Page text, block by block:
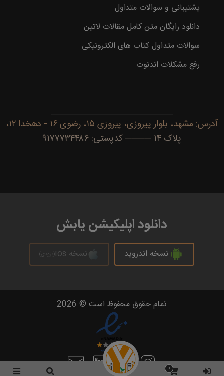
پشتیبانی و سوالات متداول
دانلود رایگان متن کامل مقالات لاتین
سوالات متداول کتاب های الکترونیکی
رفع مشکلات اندنوت
0
آدرس: مشهد، بلوار پیروزی، پیروزی ۱۵، رضوی ۱۶ - دهخدا ۱۲،
پلاک ۱۴ ──── کدپستی: ۹۱۷۷۷۳۴۴۸۶
دانلود اپلیکیشن یابش
نسخه اندروید نسخه ios (بزودی)
تمام حقوق محفوظ است © 2026